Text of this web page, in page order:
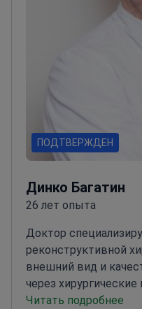
ПОДТВЕРЖДЕН
Динко Багатин
26 лет опыта
Доктор
реконструктивной
внешний вид и
через
медицинский
Читать подробнее